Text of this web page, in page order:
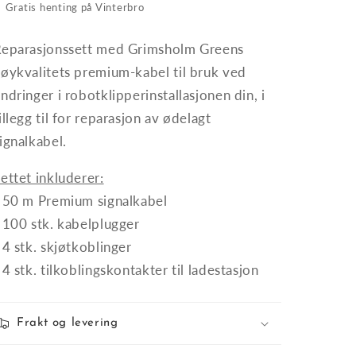
Gratis henting på Vinterbro
med Grimsholm Greens
premium-kabel til bruk ved
i robotklipperinstallasjonen din, i
til for reparasjon av ødelagt
inkluderer:
m Premium signalkabel
stk. kabelplugger
stk. skjøtkoblinger
stk. tilkoblingskontakter til ladestasjon
Frakt og levering